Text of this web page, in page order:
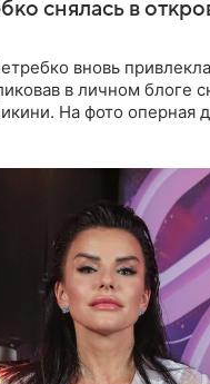
снялась в
вновь
в личном блоге
На фото оперная